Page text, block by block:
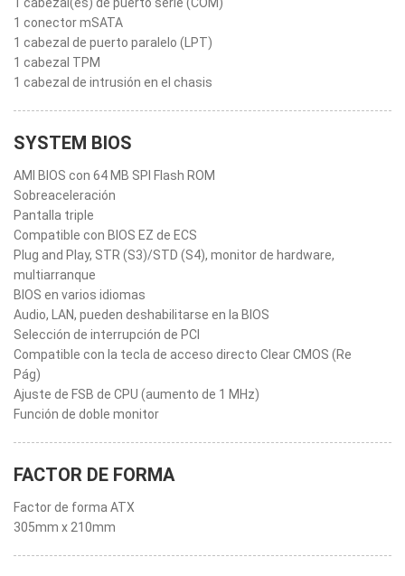
1 conector mSATA
1 cabezal de puerto paralelo (LPT)
1 cabezal TPM
1 cabezal de intrusión en el chasis
SYSTEM BIOS
AMI BIOS con 64 MB SPI Flash ROM
Sobreaceleración
Pantalla triple
Compatible con BIOS EZ de ECS
Plug and Play, STR (S3)/STD (S4), monitor de hardware,
multiarranque
BIOS en varios idiomas
Audio, LAN, pueden deshabilitarse en la BIOS
Selección de interrupción de PCI
Compatible con la tecla de acceso directo Clear CMOS (Re
Pág)
Ajuste de FSB de CPU (aumento de 1 MHz)
Función de doble monitor
FACTOR DE FORMA
Factor de forma ATX
305mm x 210mm